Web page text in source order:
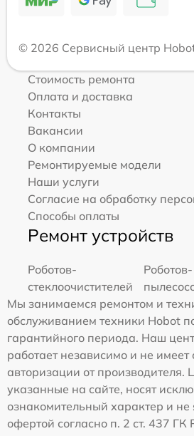
© 2026 Сервисный центр
Стоимость ремонта
Оплата и доставка
Контакты
Вакансии
О компании
Ремонтируемые модели
Наши услуги
Согласие на обработку
Способы оплаты
Ремонт устройств
Роботов-
стеклоочистителей
Роботов-
Мы занимаемся ремонтом и
обслуживанием техники Hobot
гарантийного периода. Наш
работает независимо и не
авторизации от производителя.
указанные на сайте, носят
ознакомительный характер и не
офертой согласно п. 2 ст. 437